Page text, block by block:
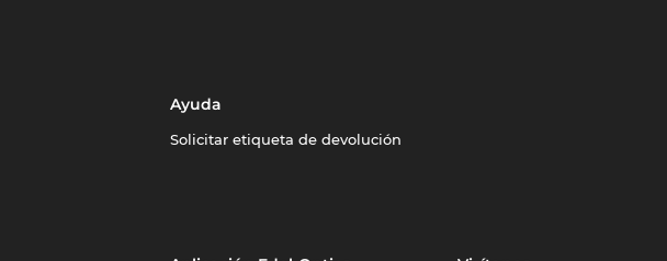
Ayuda
Solicitar etiqueta de devolución